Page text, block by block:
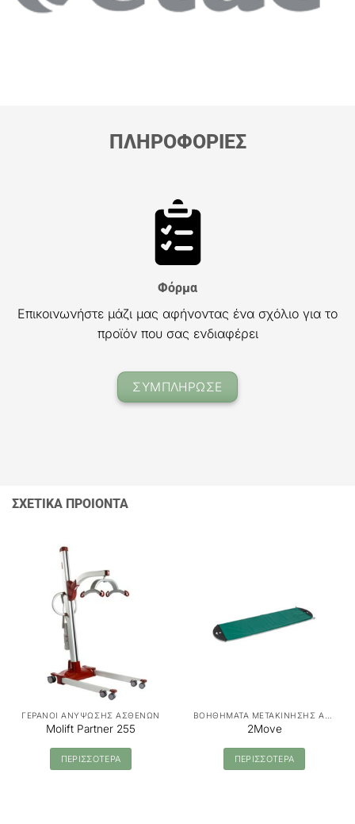
ΠΛΗΡΟΦΟΡΙΕΣ
Φόρμα
Επικοινωνήστε μάζι μας αφήνοντας ένα σχόλιο για το
προϊόν που σας ενδιαφέρει
ΣΥΜΠΛΗΡΩΣΕ
ΣΧΕΤΙΚΑ ΠΡΟΙΟΝΤΑ
ΓΕΡΑΝΟΙ ΑΝΥΨΩΣΗΣ ΑΣΘΕΝΩΝ
Molift Partner 255
ΠΕΡΙΣΣΟΤΕΡΑ
2Move
ΠΕΡΙΣΣΟΤΕΡΑ